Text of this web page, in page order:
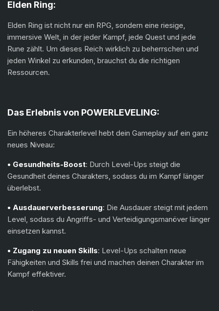
Elden Ring:
Elden Ring ist nicht nur ein RPG, sondern eine riesige,
immersive Welt, in der jeder Kampf, jede Quest und jede
Rune zählt. Um dieses Reich wirklich zu beherrschen und
jeden Winkel zu erkunden, brauchst du die richtigen
Ressourcen.
Das Erlebnis von POWERLEVELING:
Ein höheres Charakterlevel hebt dein Gameplay auf ein ganz
neues Niveau:
• Gesundheits-Boost: Durch Level-Ups steigt die
Gesundheit deines Charakters, sodass du im Kampf länger
überlebst.
• Ausdauerverbesserung: Die Ausdauer steigt mit jedem
Level, sodass du Angriffs- und Verteidigungsmanöver länger
einsetzen kannst.
• Zugang zu neuen Skills: Level-Ups schalten neue
Fähigkeiten und Skills frei und machen deinen Charakter im
Kampf effektiver.